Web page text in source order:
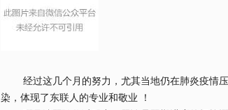
经过这几个月的努力，尤其当地仍在肺炎疫情压
染，体现了东联人的专业和敬业 ！